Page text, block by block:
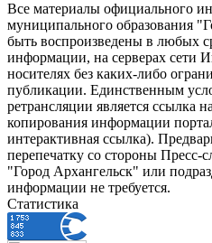
Все материалы официального
муниципального образования
быть воспроизведены в любых
информации, на серверах сети
носителях без каких-либо
публикации. Единственным
ретрансляции является ссылка
копирования информации
интерактивная ссылка).
перепечатку со стороны
"Город Архангельск" или
информации не требуется.
Статистика